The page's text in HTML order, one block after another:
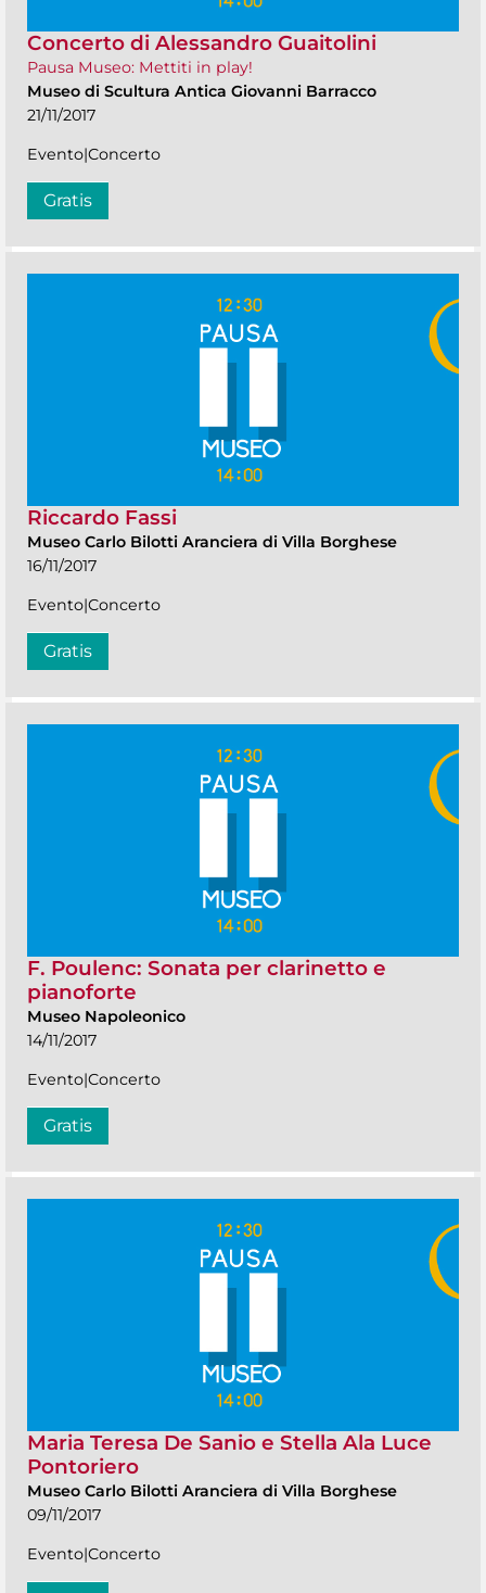
Concerto di Alessandro Guaitolini
Pausa Museo: Mettiti in play!
Museo di Scultura Antica Giovanni Barracco
21/11/2017
Evento|Concerto
Gratis
Riccardo Fassi
Museo Carlo Bilotti Aranciera di Villa Borghese
16/11/2017
Evento|Concerto
Gratis
F. Poulenc: Sonata per clarinetto e
pianoforte
Museo Napoleonico
14/11/2017
Evento|Concerto
Gratis
Maria Teresa De Sanio e Stella Ala Luce
Pontoriero
Museo Carlo Bilotti Aranciera di Villa Borghese
09/11/2017
Evento|Concerto